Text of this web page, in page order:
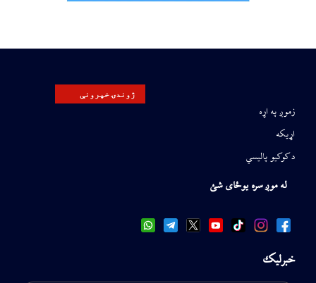
ژوندۍ خپرونې
زموږ په اړه
اړیکه
د کوکیو پالیسي
له موږ سره یوځای شئ
خبرلیک